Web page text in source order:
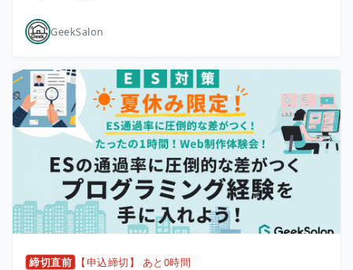
GeekSalon
締切直前 【申込締切】 あと0時間